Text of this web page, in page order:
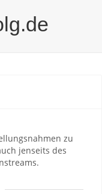
zu
jenseits des